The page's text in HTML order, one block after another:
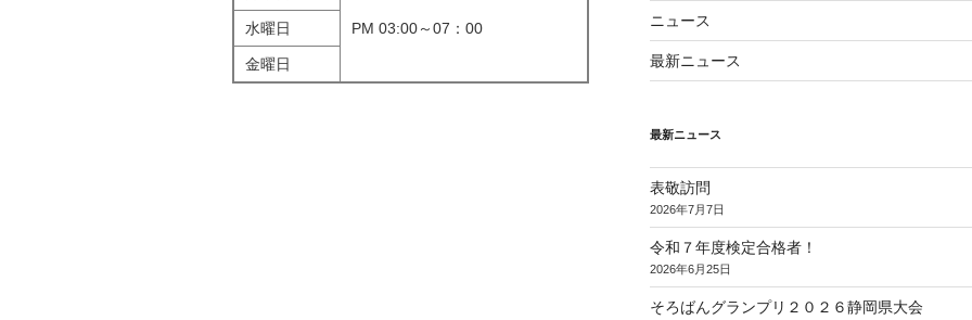
PM 03:00～07：00
水曜日
金曜日
ニュース
最新ニュース
最新ニュース
表敬訪問
2026年7月7日
令和７年度検定合格者！
2026年6月25日
そろばんグランプリ２０２６静岡県大会